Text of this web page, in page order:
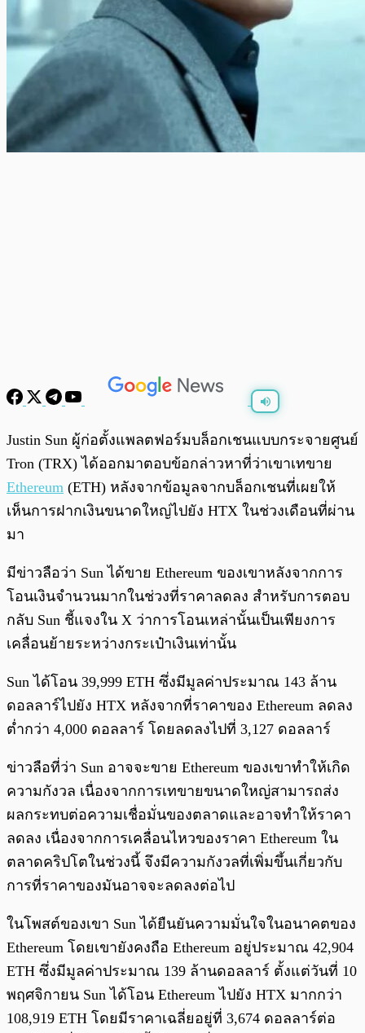
พร้อมเล่น
Justin Sun ผู้ก่อตั้งแพลตฟอร์มบล็อกเชนแบบกระจายศูนย์
Tron (TRX) ได้ออกมาตอบข้อกล่าวหาที่ว่าเขาเทขาย
Ethereum (ETH) หลังจากข้อมูลจากบล็อกเชนที่เผยให้
เห็นการฝากเงินขนาดใหญ่ไปยัง HTX ในช่วงเดือนที่ผ่าน
มา
มีข่าวลือว่า Sun ได้ขาย Ethereum ของเขาหลังจากการ
โอนเงินจำนวนมากในช่วงที่ราคาลดลง สำหรับการตอบ
กลับ Sun ชี้แจงใน X ว่าการโอนเหล่านั้นเป็นเพียงการ
เคลื่อนย้ายระหว่างกระเป๋าเงินเท่านั้น
Sun ได้โอน 39,999 ETH ซึ่งมีมูลค่าประมาณ 143 ล้าน
ดอลลาร์ไปยัง HTX หลังจากที่ราคาของ Ethereum ลดลง
ต่ำกว่า 4,000 ดอลลาร์ โดยลดลงไปที่ 3,127 ดอลลาร์
ข่าวลือที่ว่า Sun อาจจะขาย Ethereum ของเขาทำให้เกิด
ความกังวล เนื่องจากการเทขายขนาดใหญ่สามารถส่ง
ผลกระทบต่อความเชื่อมั่นของตลาดและอาจทำให้ราคา
ลดลง เนื่องจากการเคลื่อนไหวของราคา Ethereum ใน
ตลาดคริปโตในช่วงนี้ จึงมีความกังวลที่เพิ่มขึ้นเกี่ยวกับ
การที่ราคาของมันอาจจะลดลงต่อไป
ในโพสต์ของเขา Sun ได้ยืนยันความมั่นใจในอนาคตของ
Ethereum โดยเขายังคงถือ Ethereum อยู่ประมาณ 42,904
ETH ซึ่งมีมูลค่าประมาณ 139 ล้านดอลลาร์ ตั้งแต่วันที่ 10
พฤศจิกายน Sun ได้โอน Ethereum ไปยัง HTX มากกว่า
108,919 ETH โดยมีราคาเฉลี่ยอยู่ที่ 3,674 ดอลลาร์ต่อ